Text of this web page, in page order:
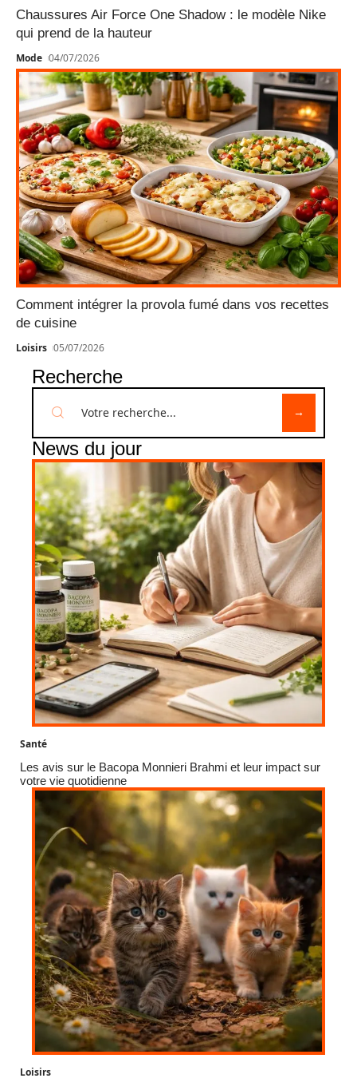
Chaussures Air Force One Shadow : le modèle Nike
qui prend de la hauteur
Mode 04/07/2026
Comment intégrer la provola fumé dans vos recettes
de cuisine
Loisirs 05/07/2026
Recherche
News du jour
Santé
Les avis sur le Bacopa Monnieri Brahmi et leur impact sur
votre vie quotidienne
Loisirs